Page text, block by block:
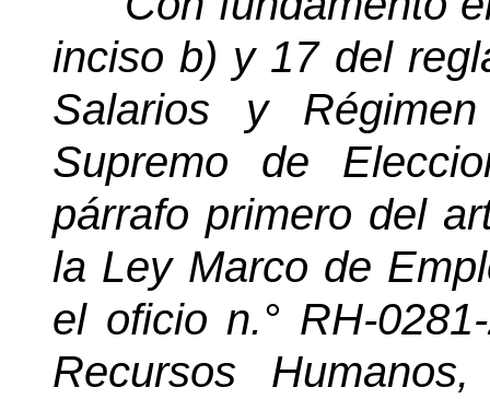
inciso b) y 17 del
Salarios y
Supremo de
párrafo primero del
la Ley Marco de
el oficio n.° RH-
Recursos